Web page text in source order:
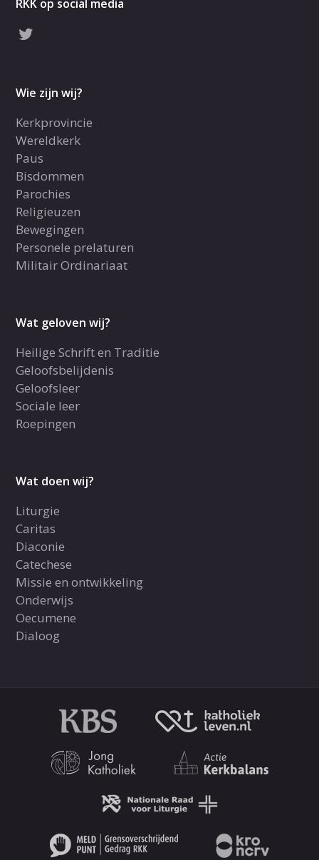
RKK op social media
Wie zijn wij?
Kerkprovincie
Wereldkerk
Paus
Bisdommen
Parochies
Religieuzen
Bewegingen
Personele prelaturen
Militair Ordinariaat
Wat geloven wij?
Heilige Schrift en Traditie
Geloofsbelijdenis
Geloofsleer
Sociale leer
Roepingen
Wat doen wij?
Liturgie
Caritas
Diaconie
Catechese
Missie en ontwikkeling
Onderwijs
Oecumene
Dialoog